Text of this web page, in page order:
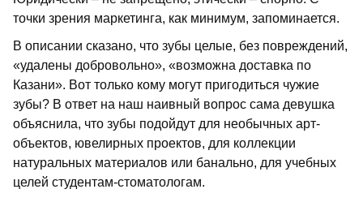
точки зрения маркетинга, как минимум, запоминается.
В описании сказано, что зубы целые, без повреждений,
«удалены добровольно», «возможна доставка по
Казани». Вот только кому могут пригодиться чужие
зубы? В ответ на наш наивный вопрос сама девушка
объяснила, что зубы подойдут для необычных арт-
объектов, ювелирных проектов, для коллекции
натуральных материалов или банально, для учебных
целей студентам-стоматологам.